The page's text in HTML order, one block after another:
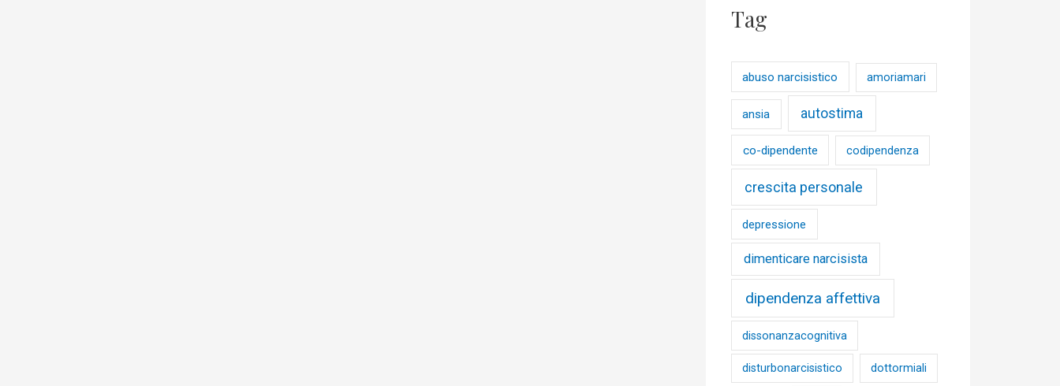
Tag
abuso narcisistico amoriamari
ansia autostima
co-dipendente codipendenza
crescita personale
depressione
dimenticare narcisista
dipendenza affettiva
dissonanzacognitiva
disturbonarcisistico dottormiali